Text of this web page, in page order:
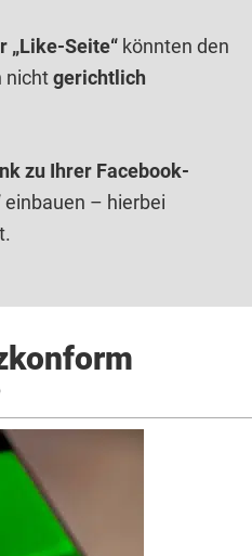
„Like-Seite“ könnten den
nichtgerichtlich
zu Ihrer Facebook-
einbauen – hierbei